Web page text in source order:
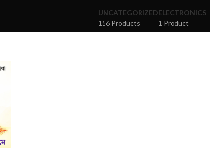
UNCATEGORIZED
156 Products
ELECTRONICS
1 Product